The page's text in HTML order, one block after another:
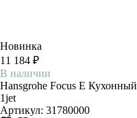
Новинка
11 184 ₽
В наличии
Hansgrohe Focus Е
1jet
Артикул: 31780000